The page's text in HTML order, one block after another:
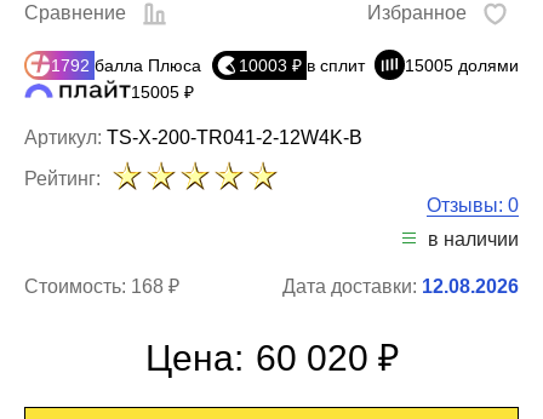
Артикул: TS-X-200-TR041-2-12W4K-B
Сравнение Избранное
1792 балла Плюса 10003 ₽ в сплит
15005 долями
15005 ₽
Рейтинг:
Отзывы: 0
в наличии
Стоимость: 168 ₽ Дата доставки: 12.08.2026
Цена: 60 020 ₽